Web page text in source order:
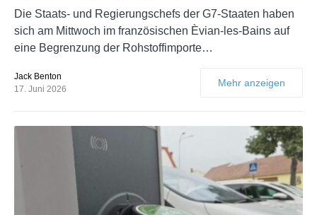
Die Staats- und Regierungschefs der G7-Staaten haben
sich am Mittwoch im französischen Èvian-les-Bains auf
eine Begrenzung der Rohstoffimporte…
Jack Benton
17. Juni 2026
Mehr anzeigen